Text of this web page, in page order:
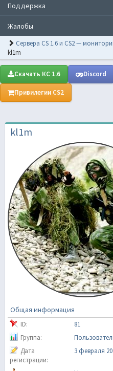
Поддержка
Жалобы
Сервера CS 1.6 и CS2 —
kl1m
Скачать КС 1.6 Discord
Привилегии CS2
kl1m
Общая информация
ID:
81
Группа:
Дата
регистрации:
3 февраля